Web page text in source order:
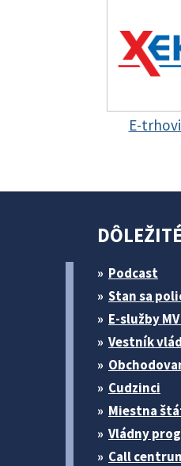
E-
Podcast
Stan sa
E-služby MV
Vestník
Cudzinci
Miestna
Vládny
Call